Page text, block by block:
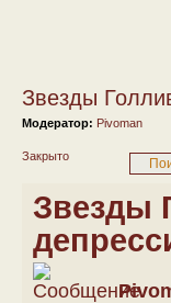
Звезды
Модератор: Pivoman
Закрыто
Звезды